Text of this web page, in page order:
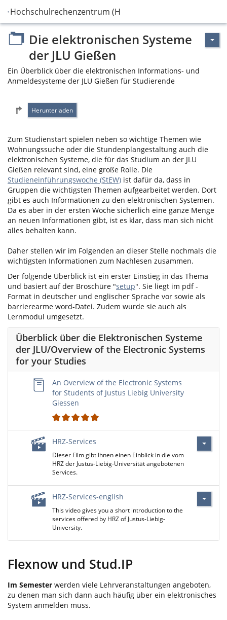
Hochschulrechenzentrum (HRZ)
Die elektronischen Systeme
der JLU Gießen
Ein Überblick über die elektronischen Informations- und
Anmeldesysteme der JLU Gießen für Studierende
Zum Studienstart spielen neben so wichtige Themen wie
Wohnungssuche oder die Stundenplangestaltung auch die
elektronischen Systeme, die für das Studium an der JLU
Gießen relevant sind, eine große Rolle. Die
Studieneinführungswoche (StEW) ist dafür da, dass in
Gruppen die wichtigsten Themen aufgearbeitet werden. Dort
gibt es auch Informationen zu den elektronischen Systemen.
Da es aber in der ersten Woche sicherlich eine ganze Menge
an neuen Informationen gibt, ist es klar, dass man sich nicht
alles behalten kann.
Daher stellen wir im Folgenden an dieser Stelle nochmals die
wichtigsten Informationen zum Nachlesen zusammen.
Der folgende Überblick ist ein erster Einstieg in das Thema
und basiert auf der Broschüre "setup". Sie liegt im pdf -
Format in deutscher und englischer Sprache vor sowie als
barrierearme word-Datei. Zudem wurde sie auch als
Lernmodul umgesetzt.
Überblick über die Elektronischen Systeme
der JLU/Overview of the Electronic Systems
for your Studies
An Overview of the Electronic Systems
for Students of Justus Liebig University
Giessen
HRZ-Services
Dieser Film gibt Ihnen einen Einblick in die vom
HRZ der Justus-Liebig-Universität angebotenen
Services.
HRZ-Services-english
This video gives you a short introduction to the
services offered by HRZ of Justus-Liebig-
University.
Flexnow und Stud.IP
Im Semester werden viele Lehrveranstaltungen angeboten,
zu denen man sich dann auch häufig über ein elektronisches
System anmelden muss.